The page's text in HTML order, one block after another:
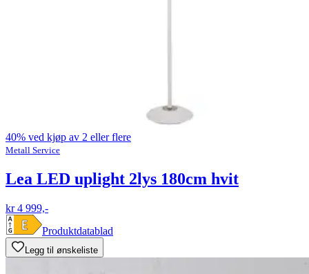
40% ved kjøp av 2 eller flere
Metall Service
Lea LED uplight 2lys 180cm hvit
kr 4 999,-
Produktdatablad
Legg til ønskeliste